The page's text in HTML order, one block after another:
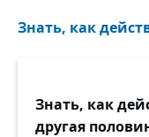
Знать, как
Знать, как
другая